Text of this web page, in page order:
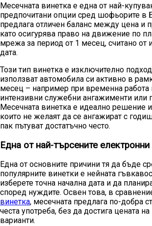
Месечната винетка е една от най-
предпочитани опции сред шофьорите в
предлага отличен баланс между цена и
като осигурява право на движение по
мрежа за период от 1 месец, считано от
дата.
Този тип винетка е изключително
използват автомобила си активно в
месец – например при временна работа
интензивни служебни ангажименти или
Месечната винетка е идеално решение
които не желаят да се ангажират с
пак пътуват достатъчно често.
Една от най-търсените електронни
Една от основните причини тя да бъде
популярните винетки е нейната
изберете точна начална дата и да
според нуждите. Освен това, в
винетка, месечната предлага по-добра
честа употреба, без да достига цената
варианти.